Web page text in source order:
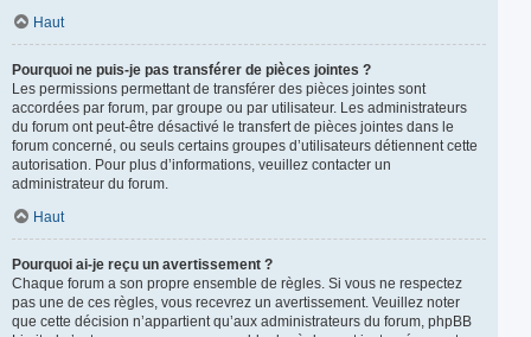
Haut
Pourquoi ne puis-je pas transférer de pièces jointes ?
Les permissions permettant de transférer des pièces jointes sont
accordées par forum, par groupe ou par utilisateur. Les administrateurs
du forum ont peut-être désactivé le transfert de pièces jointes dans le
forum concerné, ou seuls certains groupes d’utilisateurs détiennent cette
autorisation. Pour plus d’informations, veuillez contacter un
administrateur du forum.
Haut
Pourquoi ai-je reçu un avertissement ?
Chaque forum a son propre ensemble de règles. Si vous ne respectez
pas une de ces règles, vous recevrez un avertissement. Veuillez noter
que cette décision n’appartient qu’aux administrateurs du forum, phpBB